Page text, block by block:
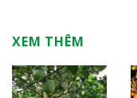
XEM THÊM